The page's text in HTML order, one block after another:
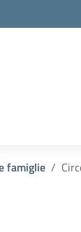
famiglie